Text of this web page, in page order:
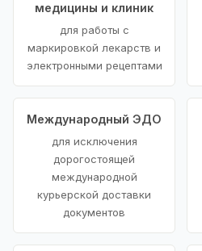
медицины и клиник
для работы с
маркировкой лекарств и
электронными рецептами
Международный ЭДО
для исключения
дорогостоящей
международной
курьерской доставки
документов